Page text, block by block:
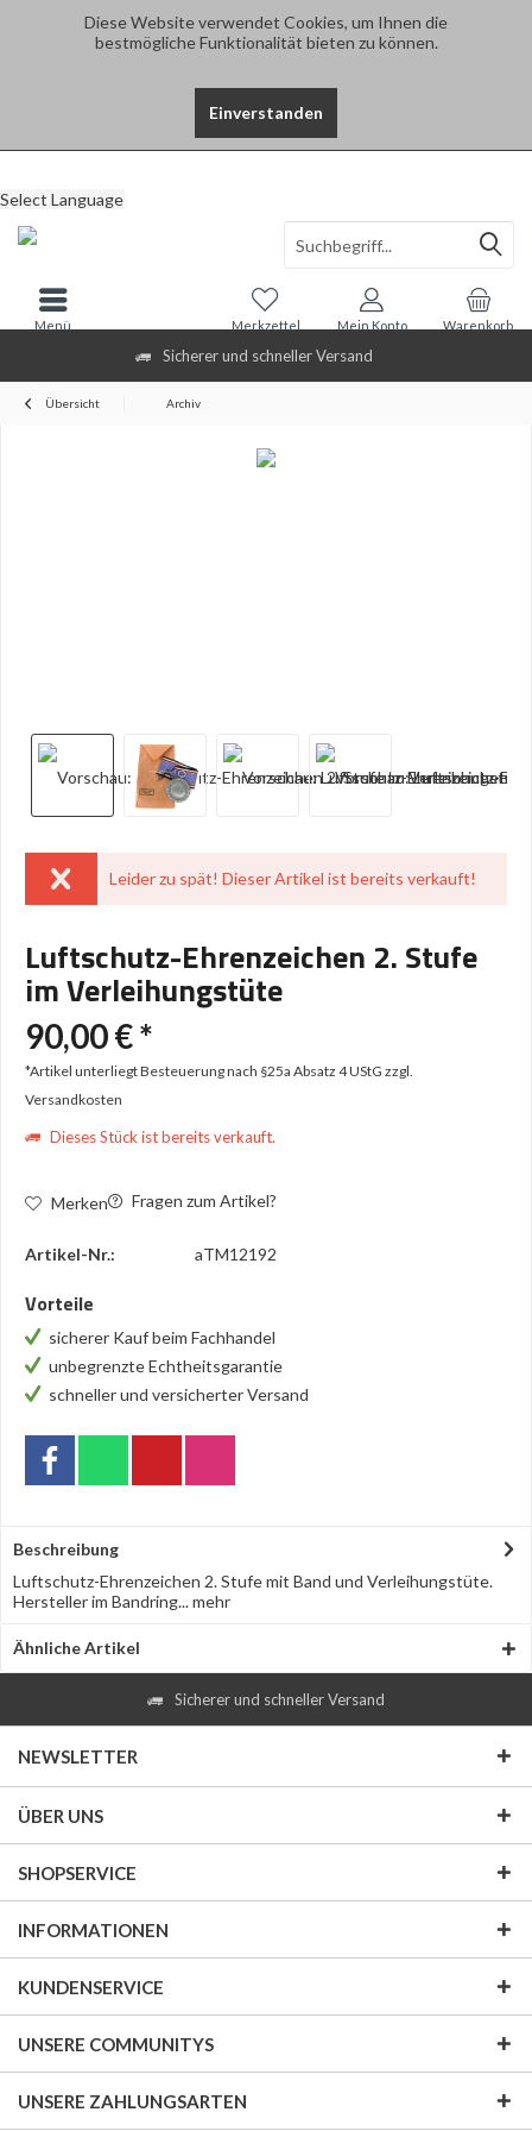
Diese Website verwendet Cookies, um Ihnen die
bestmögliche Funktionalität bieten zu können.
Einverstanden
Sicherer und schneller Versand
Select Language
Warenkorb
Merkzettel Mein Konto
Menü
Übersicht Archiv
Leider zu spät! Dieser Artikel ist bereits verkauft!
Luftschutz-Ehrenzeichen 2. Stufe
im Verleihungstüte
90,00 € *
*Artikel unterliegt Besteuerung nach §25a Absatz 4 UStG zzgl.
Versandkosten
Dieses Stück ist bereits verkauft.
Merken Fragen zum Artikel?
Artikel-Nr.: aTM12192
Vorteile
sicherer Kauf beim Fachhandel
unbegrenzte Echtheitsgarantie
schneller und versicherter Versand
Beschreibung
Luftschutz-Ehrenzeichen 2. Stufe mit Band und Verleihungstüte.
Hersteller im Bandring...mehr
Ähnliche Artikel
Sicherer und schneller Versand
NEWSLETTER
ÜBER UNS
SHOPSERVICE
INFORMATIONEN
KUNDENSERVICE
UNSERE COMMUNITYS
UNSERE ZAHLUNGSARTEN